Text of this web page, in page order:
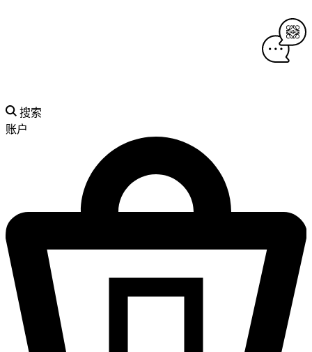
搜索
账户